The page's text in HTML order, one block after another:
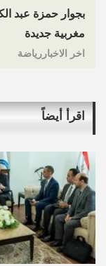
بجوار حمزة عبد
مغربية جديدة
اخر الاخباررياضة
اقرأ أيضاً